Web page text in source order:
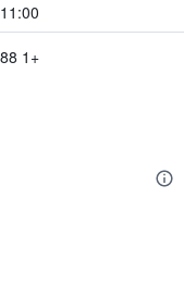
11:00
+1 888 604 0409